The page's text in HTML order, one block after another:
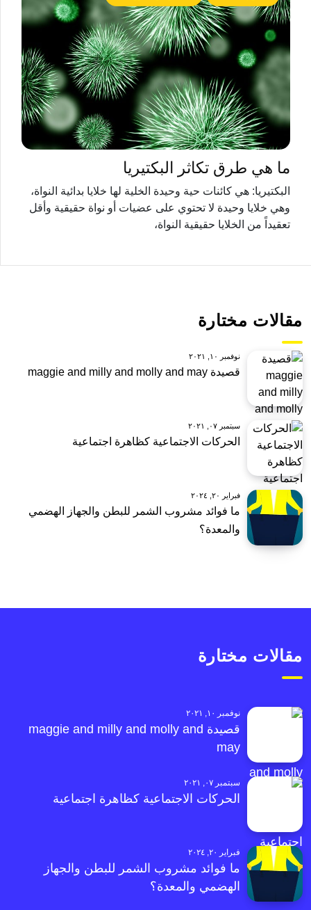
ما هي طرق تكاثر البكتيريا
البكتيريا: هي كائنات حية وحيدة الخلية لها خلايا بدائية النواة،
وهي خلايا وحيدة لا تحتوي على عضيات أو نواة حقيقية وأقل
تعقيداً من الخلايا حقيقية النواة،
مقالات مختارة
نوفمبر ١٠, ٢٠٢١
قصيدة maggie and milly and molly and may
سبتمبر ٠٧, ٢٠٢١
الحركات الاجتماعية كظاهرة اجتماعية
فبراير ٢٠, ٢٠٢٤
ما فوائد مشروب الشمر للبطن والجهاز الهضمي
والمعدة؟
مقالات مختارة
نوفمبر ١٠, ٢٠٢١
قصيدة maggie and milly and molly and
may
سبتمبر ٠٧, ٢٠٢١
الحركات الاجتماعية كظاهرة اجتماعية
فبراير ٢٠, ٢٠٢٤
ما فوائد مشروب الشمر للبطن والجهاز
الهضمي والمعدة؟